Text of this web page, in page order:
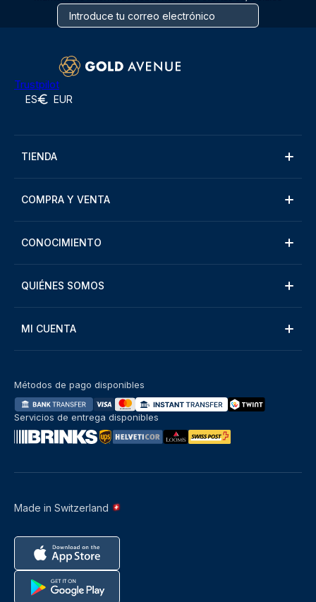
Trustpilot
ES EUR
TIENDA
COMPRA Y VENTA
CONOCIMIENTO
QUIÉNES SOMOS
MI CUENTA
Made in Switzerland
Métodos de pago disponibles
Servicios de entrega disponibles